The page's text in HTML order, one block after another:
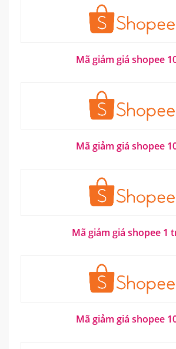
Mã giảm giá shopee
Mã giảm giá shopee
Mã giảm giá shopee 1
Mã giảm giá shopee